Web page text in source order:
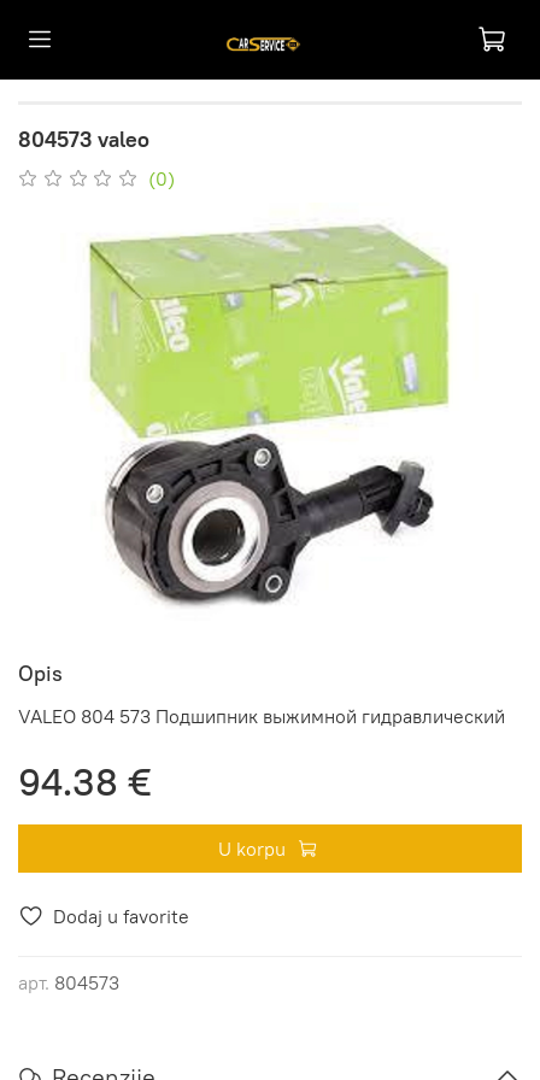
804573 valeo
(0)
Dodaj u favorite
арт. 804573
Opis
VALEO 804 573 Подшипник выжимной гидравлический
94.38 €
U korpu